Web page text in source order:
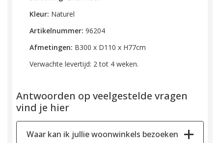
Kleur: Naturel
Artikelnummer: 96204
Afmetingen: B300 x D110 x H77cm
Verwachte levertijd: 2 tot 4 weken.
Antwoorden op veelgestelde vragen
vind je hier
Waar kan ik jullie woonwinkels bezoeken